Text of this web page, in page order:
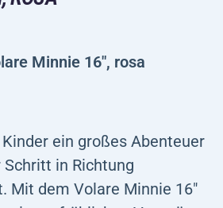
Minnie 16", rosa
ein großes Abenteuer
in Richtung
Mit dem Volare Minnie 16"